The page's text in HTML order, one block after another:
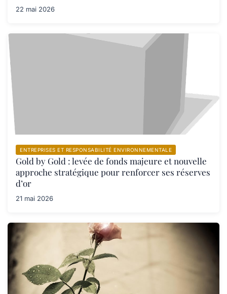
22 mai 2026
ENTREPRISES ET RESPONSABILITÉ ENVIRONNEMENTALE
Gold by Gold : levée de fonds majeure et nouvelle
approche stratégique pour renforcer ses réserves
d’or
21 mai 2026